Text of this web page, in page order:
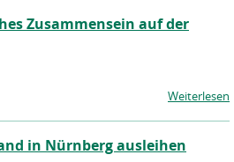
Zusammensein auf der
Weiterlesen
in Nürnberg ausleihen